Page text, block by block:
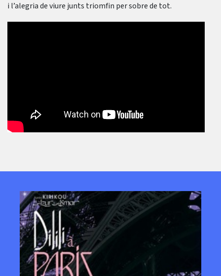
i l’alegria de viure junts triomfin per sobre de tot.